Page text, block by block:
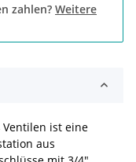
zahlen? Weitere
ist eine
aus